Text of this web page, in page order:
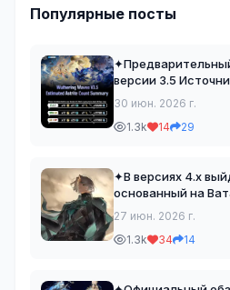
Популярные посты
версии 3.5 Источник: wuwaguy [Метка:
#новости] [Правила чата - читать] Эхо
30 июн. 2026 г.
1.3k
14 29
✦В версиях 4.х
основанный на Ватанабе
[Метка: #новости] [Правила чата -
27 июн. 2026 г.
1.3k
34 14